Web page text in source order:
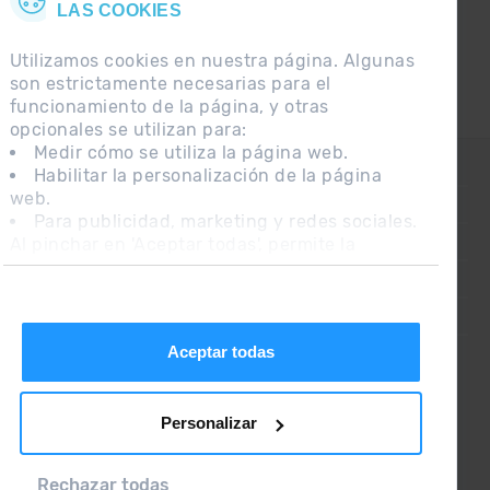
LAS COOKIES
Utilizamos cookies en nuestra página. Algunas
son estrictamente necesarias para el
funcionamiento de la página, y otras
opcionales se utilizan para:
Medir cómo se utiliza la página web.
Habilitar la personalización de la página
web.
Para publicidad, marketing y redes sociales.
instalación de las cookies. Si prefieres
Aceptar todas
Personalizar
Rechazar todas
CONTACTO
PREGUNTAS FRECUENTES